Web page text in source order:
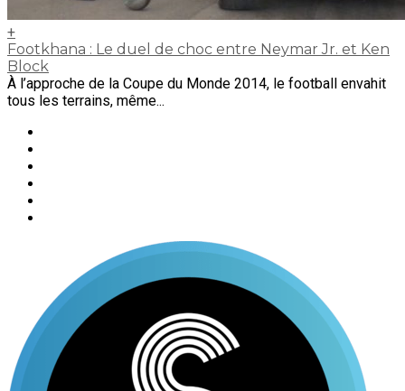
+
Footkhana : Le duel de choc entre Neymar Jr. et Ken
Block
À l’approche de la Coupe du Monde 2014, le football envahit
tous les terrains, même...